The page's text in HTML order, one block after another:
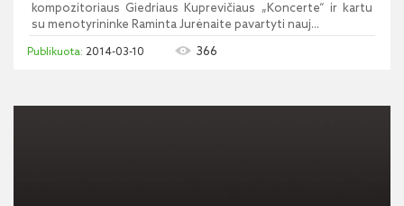
kompozitoriaus Giedriaus Kuprevičiaus „Koncerte“ ir kartu
su menotyrininke Raminta Jurėnaite pavartyti nauj...
2014-03-10 366